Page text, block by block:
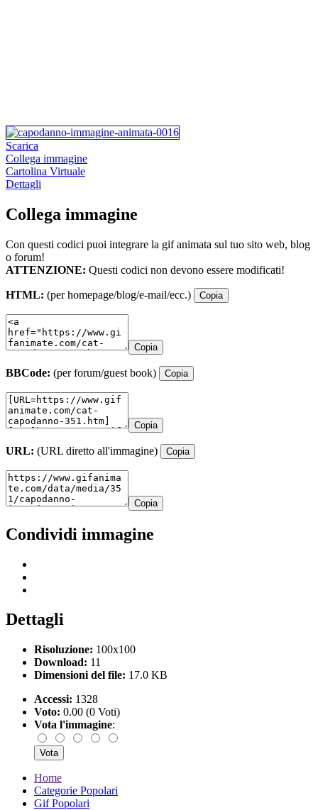
Scarica
Collega immagine
Cartolina Virtuale
Dettagli
Collega immagine
Con questi codici puoi integrare la gif animata sul tuo sito web, blog
o forum!
ATTENZIONE: Questi codici non devono essere modificati!
HTML: (per homepage/blog/e-mail/ecc.) Copia
Copia
BBCode: (per forum/guest book) Copia
Copia
URL: (URL diretto all'immagine) Copia
Copia
Condividi immagine
Dettagli
Risoluzione: 100x100
Download: 11
Dimensioni del file: 17.0 KB
Accessi: 1328
Voto: 0.00 (0 Voti)
Vota l'immagine:
Home
Categorie Popolari
Gif Popolari